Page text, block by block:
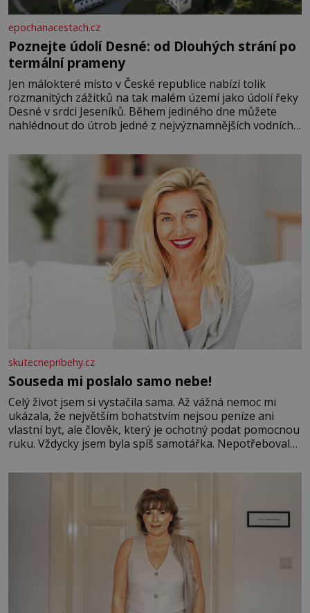
epochanacestach.cz
Poznejte údolí Desné: od Dlouhých strání po
termální prameny
Jen málokteré místo v České republice nabízí tolik
rozmanitých zážitků na tak malém území jako údolí řeky
Desné v srdci Jeseníků. Během jediného dne můžete
nahlédnout do útrob jedné z nejvýznamnějších vodních
se na koloběžce a den zakončit poznáváním památek ve
Velkých Losinách nebo v termálním
skutecnepribehy.cz
Souseda mi poslalo samo nebe!
Celý život jsem si vystačila sama. Až vážná nemoc mi
ukázala, že největším bohatstvím nejsou peníze ani
vlastní byt, ale člověk, který je ochotný podat pomocnou
ruku. Vždycky jsem byla spíš samotářka. Nepotřebovala
mi knihy, práce a hlavně klid. Hned po studiích jsem